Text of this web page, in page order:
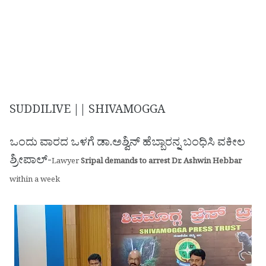
SUDDILIVE || SHIVAMOGGA
ಒಂದು ವಾರದ ಒಳಗೆ ಡಾ.ಅಶ್ವಿನ್ ಹೆಬ್ಬಾರನ್ನ ಬಂಧಿಸಿ ವಕೀಲ
ಶ್ರೀಪಾಲ್-LawyerSripal demands to arrest Dr. Ashwin Hebbar
within a week